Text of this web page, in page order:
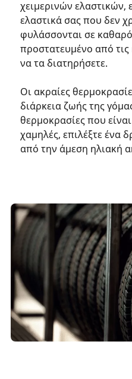
χειμερινών ελαστικών,
ελαστικά σας που δεν
φυλάσσονται σε
προστατευμένο από
να τα διατηρήσετε.
Οι ακραίες
διάρκεια ζωής της
θερμοκρασίες που
χαμηλές, επιλέξτε ένα
από την άμεση ηλιακή